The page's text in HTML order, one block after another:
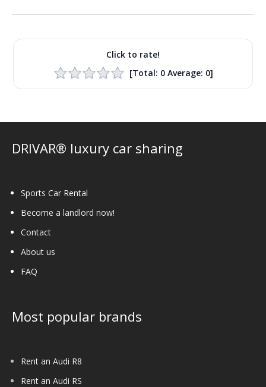
Click to rate!
[Total: 0Average: 0]
DRIVAR® luxury car sharing
Sports Car Rental
Become a landlord now!
Contact
About us
FAQ
Most popular brands
Rent an Audi R8
Rent an Audi RS